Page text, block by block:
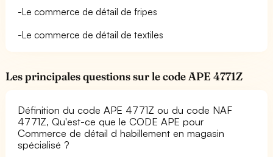
-Le commerce de détail de fripes
-Le commerce de détail de textiles
Les principales questions sur le code APE 4771Z
Définition du code APE 4771Z ou du code NAF
4771Z, Qu'est-ce que le CODE APE pour
Commerce de détail d habillement en magasin
spécialisé ?